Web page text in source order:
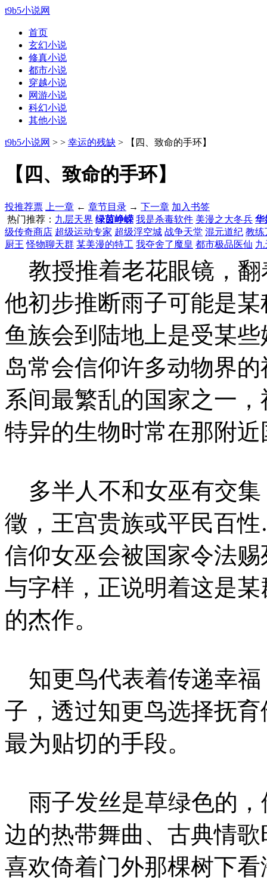
t9b5小说网
首页
玄幻小说
修真小说
都市小说
穿越小说
网游小说
科幻小说
其他小说
t9b5小说网 > > 幸运的残缺 > 【四、致命的手环】
【四、致命的手环】
投推荐票 上一章 ← 章节目录 → 下一章 加入书签
热门推荐： 九层天界 绿茵峥嵘 我是杀毒软件 美漫之大冬兵 华
级传奇商店 超级运动专家 超级浮空城 战争天堂 混元道纪 教练
厨王 怪物聊天群 某美漫的特工 我夺舍了魔皇 都市极品医仙 九
教授推着老花眼镜，翻
他初步推断雨子可能是
鱼族会到陆地上是受某
岛常会信仰许多动物界
系间最繁乱的国家之一
特异的生物时常在那附
多半人不和女巫有交集
徵，王宫贵族或平民百
信仰女巫会被国家令法
与字样，正说明着这是
的杰作。
知更鸟代表着传递幸福
子，透过知更鸟选择抚
最为贴切的手段。
雨子发丝是草绿色的，
边的热带舞曲、古典情
喜欢倚着门外那棵树下